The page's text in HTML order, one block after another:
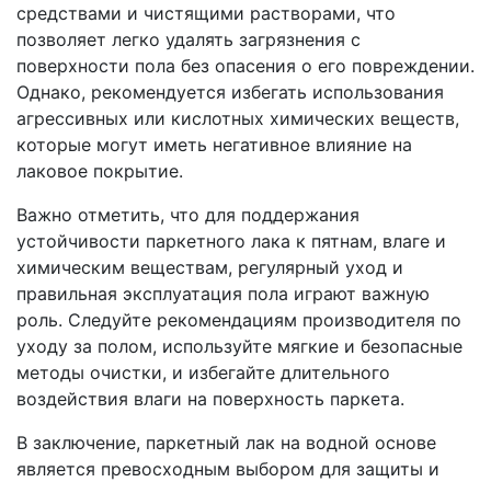
средствами и чистящими растворами, что
позволяет легко удалять загрязнения с
поверхности пола без опасения о его повреждении.
Однако, рекомендуется избегать использования
агрессивных или кислотных химических веществ,
которые могут иметь негативное влияние на
лаковое покрытие.
Важно отметить, что для поддержания
устойчивости паркетного лака к пятнам, влаге и
химическим веществам, регулярный уход и
правильная эксплуатация пола играют важную
роль. Следуйте рекомендациям производителя по
уходу за полом, используйте мягкие и безопасные
методы очистки, и избегайте длительного
воздействия влаги на поверхность паркета.
В заключение, паркетный лак на водной основе
является превосходным выбором для защиты и